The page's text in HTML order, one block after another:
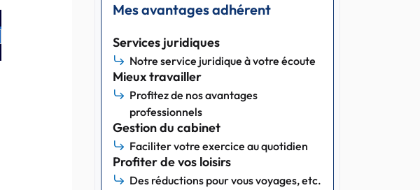
Mes avantages adhérent
Services juridiques
Notre service juridique à votre écoute
Mieux travailler
Profitez de nos avantages
professionnels
Gestion du cabinet
Faciliter votre exercice au quotidien
Profiter de vos loisirs
Des réductions pour vous voyages, etc.